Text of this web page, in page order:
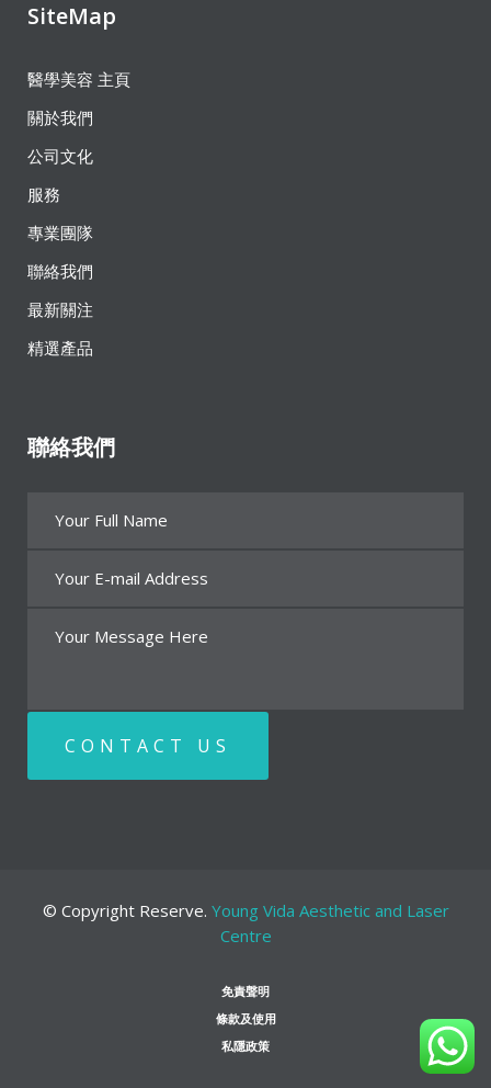
SiteMap
醫學美容 主頁
關於我們
公司文化
服務
專業團隊
聯絡我們
最新關注
精選產品
聯絡我們
© Copyright Reserve. Young Vida Aesthetic and Laser
Centre
免責聲明
條款及使用
私隱政策